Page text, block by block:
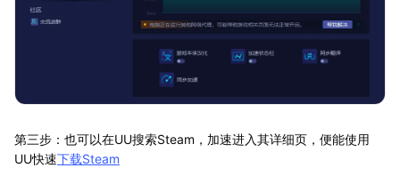
第三步：也可以在UU搜索Steam，加速进入其详细页，便能使用
UU快速下载Steam